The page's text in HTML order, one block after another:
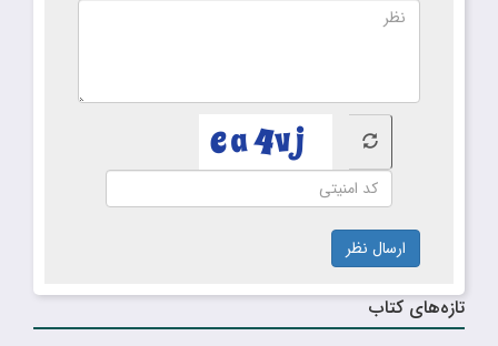
ارسال نظر
تازه‌های کتاب